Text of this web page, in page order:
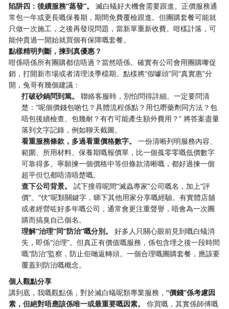
陷阱四：後續服務“蒸發”。
​ 滅白蟻好大機會需要跟進。正價服務通
常包一年或更長嘅保養期，期間免費覆檢跟進。但團購套餐可能就
只做一次施工，之後再發現問題，當新單重新收費。咁樣計落，可
能仲貴過一開始就買個有保障嘅套餐。
點樣精明判斷，揀到真優惠？
咁係唔係所有團購都信唔過？當然唔係。確實有公司會用團購嚟促
銷，打開新市場或者清理淡季檔期。點樣將“假噱頭”同“真實惠”分
開，兔哥有幾個建議：
打破砂鍋問到篤。
​ 聯絡客服時，別怕問得詳細。一定要問清
楚：“呢個價錢包啲乜？具體流程係點？用乜嘢藥劑同方法？包
唔包後續檢查、包幾耐？有冇可能產生額外費用？” 將答案盡量
落到文字記錄，例如聊天截圖。
看重服務條款，多過看重價格數字。
​ 一份清晰列明服務內容、
範圍、所用材料、保養期嘅報價單，比一個孤零零嘅低價數字
可靠得多。寧願揀一個價格中等但條款清晰嘅，都好過揀一個
超平但乜都唔清唔楚嘅。
查下公司背景。
​ 試下搜尋呢間“滅蟲專家”公司嘅名，加上“評
價”、“伏”呢類關鍵字，睇下其他用家分享嘅經驗。有實體店舖
或者經營咗好多年嘅公司，通常會更注重聲譽，唔會為一次團
購而搞臭自己個名。
理解“治理”同“防治”嘅分別。
​ 好多人只關心眼前見到嘅白蟻消
失，即係“治理”。但真正有價值嘅服務，係包含埋之後一段時間
嘅“防治”監察，防止佢哋返轉頭。一個合理嘅團購套餐，應該要
覆蓋到防治嘅概念。
個人觀點分享
講到底，我嘅觀點係，對於滅白蟻呢類專業服務，“價錢”係考慮因
素，但絕對唔應該係唯一或最重要嘅因素。
​ 你買嘅，其實係師傅嘅